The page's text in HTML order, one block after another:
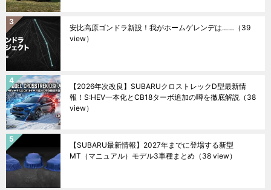
安比高原ゴンドラ新設！我がホームゲレンデは…… （39
view）
【2026年次改良】SUBARUクロストレックD型最新情
報！S:HEV一本化とCB18ターボ追加の噂を徹底解説 （38
view）
【SUBARU最新情報】2027年までに登場する新型
MT（マニュアル）モデル3車種まとめ （38 view）